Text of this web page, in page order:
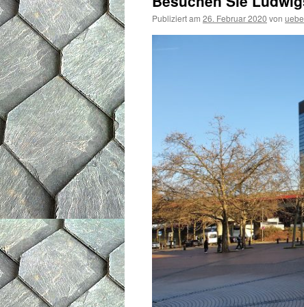
Publiziert am 26. Februar 2020 von